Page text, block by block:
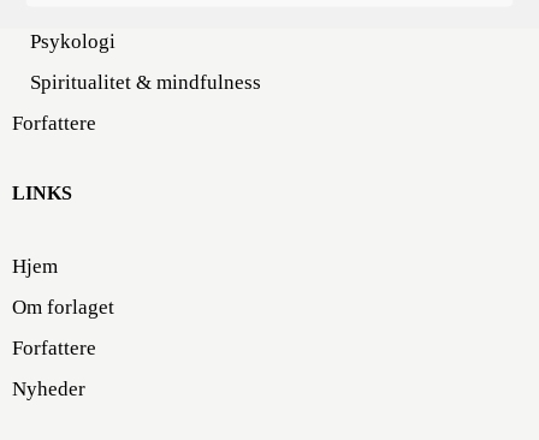
Psykologi
Spiritualitet & mindfulness
Forfattere
LINKS
Hjem
Om forlaget
Forfattere
Nyheder